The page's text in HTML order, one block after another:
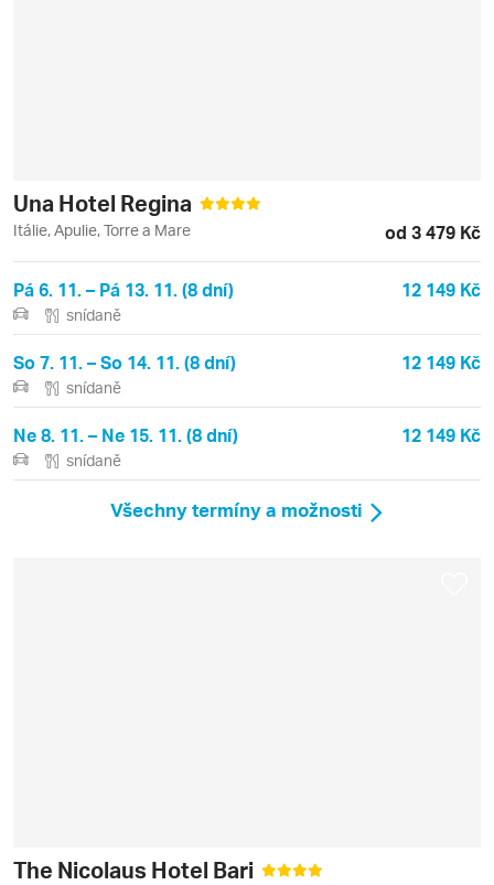
Una Hotel Regina
Itálie, Apulie, Torre a Mare od 3 479 Kč
Pá 6. 11. – Pá 13. 11. (8 dní) 12 149 Kč
snídaně
So 7. 11. – So 14. 11. (8 dní) 12 149 Kč
snídaně
Ne 8. 11. – Ne 15. 11. (8 dní) 12 149 Kč
snídaně
Všechny termíny a možnosti
The Nicolaus Hotel Bari